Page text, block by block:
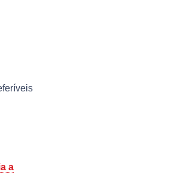
a